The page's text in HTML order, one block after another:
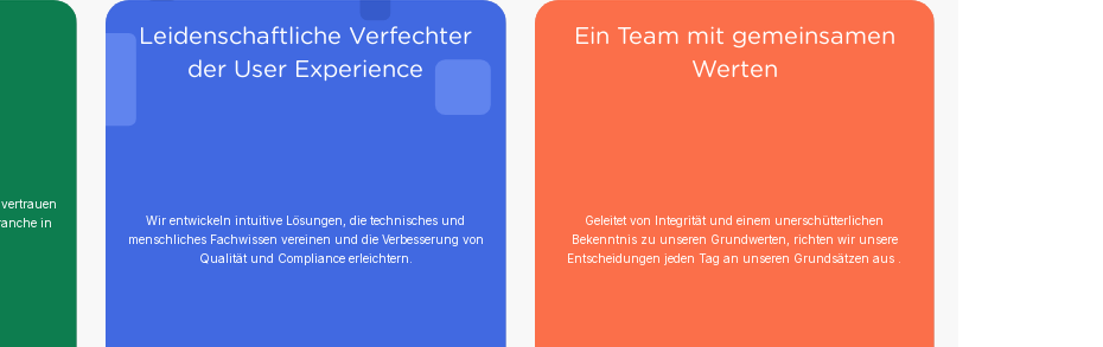
in
Leidenschaftliche Verfechter
der User Experience
Wir entwickeln intuitive Lösungen, die technisches und
menschliches Fachwissen vereinen und die Verbesserung von
Qualität und Compliance erleichtern.
Ein Team mit gemeinsamen
Werten
Geleitet von Integrität und einem unerschütterlichen
Bekenntnis zu unseren Grundwerten, richten wir unsere
Entscheidungen jeden Tag an unseren Grundsätzen aus .